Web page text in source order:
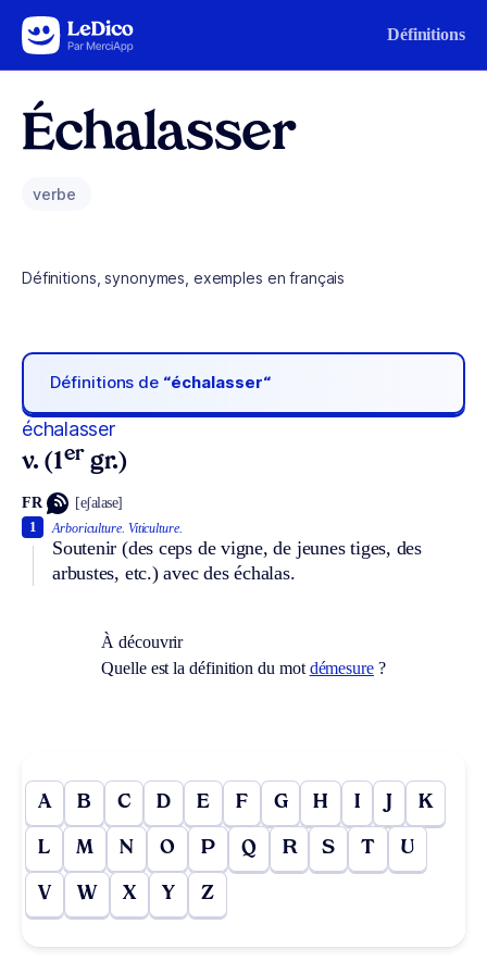
Aller au contenu Définitions
Échalasser
verbe
Définitions, synonymes, exemples en français
Définitions de “échalasser“
échalasser
v. (1er gr.)
FR [eʃalase]
Arboriculture. Viticulture.
Soutenir (des ceps de vigne, de jeunes tiges, des
arbustes, etc.) avec des échalas.
1
À découvrir
Quelle est la définition du mot démesure?
A B C D E F G H I J K
L M N O P Q R S T U
V W X Y Z